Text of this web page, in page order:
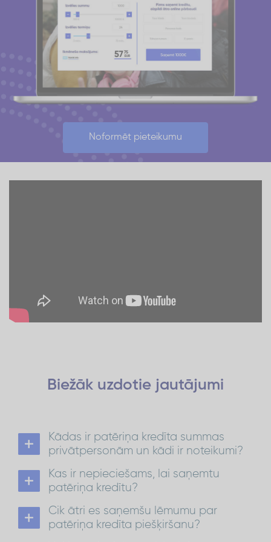
Noformēt pieteikumu
Biežāk uzdotie jautājumi
Kādas ir patēriņa kredīta summas
privātpersonām un kādi ir noteikumi?
līdz 1500 EUR ar atmaksas termiņu līdz 72
mēnešiem.
No 1 501 EUR līdz 15 000 EUR atmaksas termiņš ir
Vairāk par kredītu:Patēriņa kredīts
Kas ir nepieciešams, lai saņemtu
patēriņa kredītu?
ir jābūt Latvijas pastāvīgajam iedzīvotājam
vecumā no 21 līdz 70 gadiem*;
nepieciešams konts kādā no Latvijas
Cik ātri es saņemšu lēmumu par
patēriņa kredīta piešķiršanu?